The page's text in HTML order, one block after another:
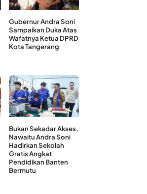
Gubernur Andra Soni
Sampaikan Duka Atas
Wafatnya Ketua DPRD
Kota Tangerang
Bukan Sekadar Akses,
Nawaitu Andra Soni
Hadirkan Sekolah
Gratis Angkat
Pendidikan Banten
Bermutu